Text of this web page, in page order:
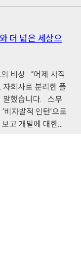
더 넓은 세상으
비상 “어제 사직
자회사로 분리한 플
말했습니다. 스무
자발적 인턴’으로
고 개발에 대한…